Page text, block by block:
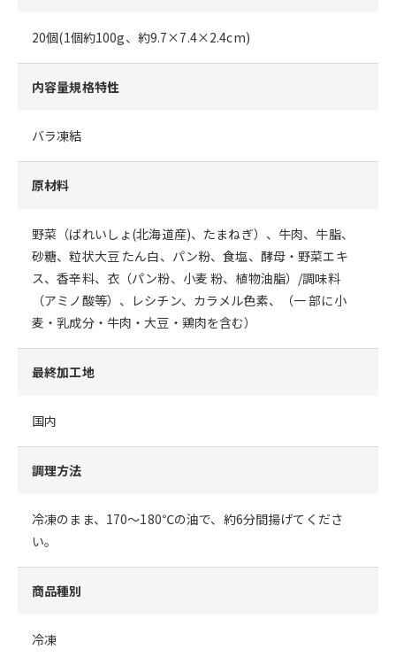
20個(1個約100g、約9.7×7.4×2.4cm)
内容量規格特性
バラ凍結
原材料
野菜（ばれいしょ(北海道産)、たまねぎ）、牛肉、牛脂、
砂糖、粒状大豆 たん白、パン粉、食塩、酵母・野菜エキ
ス、香辛料、衣（パン粉、小麦 粉、植物油脂）/調味料
（アミノ酸等）、レシチン、カラメル色素、（一 部に小
麦・乳成分・牛肉・大豆・鶏肉を含む）
最終加工地
国内
調理方法
冷凍のまま、170～180℃の油で、約6分間揚げてくださ
い。
商品種別
冷凍